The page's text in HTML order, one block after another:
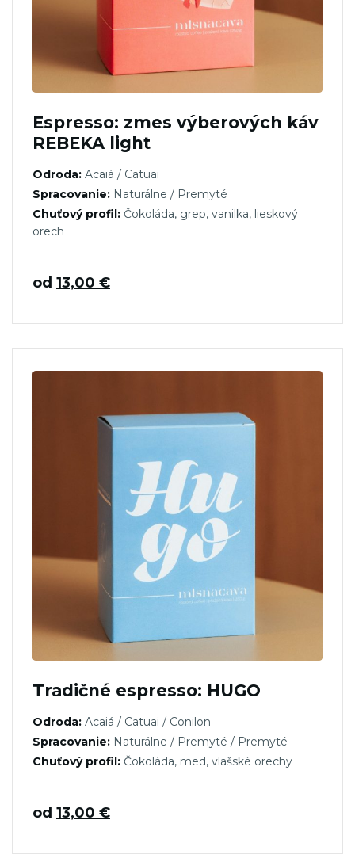
Espresso: zmes výberových káv
REBEKA light
Odroda: Acaiá / Catuai
Spracovanie: Naturálne / Premyté
Chuťový profil: Čokoláda, grep, vanilka, lieskový
orech
od 13,00 €
Tradičné espresso: HUGO
Odroda: Acaiá / Catuai / Conilon
Spracovanie: Naturálne / Premyté / Premyté
Chuťový profil: Čokoláda, med, vlašské orechy
od 13,00 €